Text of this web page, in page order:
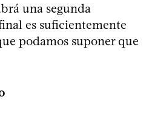
una segunda
es suficientemente
podamos suponer que